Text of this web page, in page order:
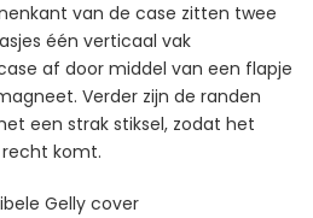
van de case zitten twee
één verticaal vak
af door middel van een flapje
Verder zijn de randen
een strak stiksel, zodat het
komt.
Gelly cover